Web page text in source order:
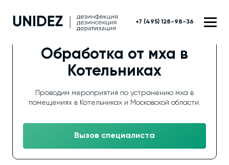
+7 (495) 128-98-36
Обработка от мха в
Котельниках
Проводим мероприятия по устранению мха в
помещениях в Котельниках и Московской области.
Вызов специалиста